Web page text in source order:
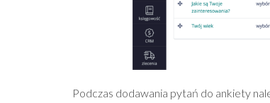
Podczas dodawania pytań do ankiety